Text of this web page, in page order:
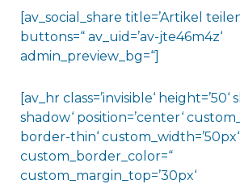
[av_social_share title=’Artikel
buttons=“ av_uid=’av-jte46m4z‘
admin_preview_bg=“]
[av_hr class=’invisible‘ height=’50‘
shadow‘ position=’center‘
border-thin‘ custom_width=’50px‘
custom_border_color=“
custom_margin_top=’30px‘